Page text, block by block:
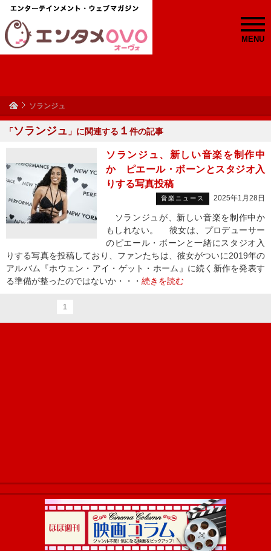
MENU
ソランジュ
「ソランジュ 」に関連する １ 件の記事
ソランジュ、新しい音楽を制作中
か ピエール・ボーンとスタジオ入
りする写真投稿
音楽ニュース 2025年1月28日
ソランジュが、新しい音楽を制作中か
もしれない。 彼女は、プロデューサー
のピエール・ボーンと一緒にスタジオ入
りする写真を投稿しており、ファンたちは、彼女がついに2019年の
アルバム『ホウェン・アイ・ゲット・ホーム』に続く新作を発表す
る準備が整ったのではないか・・・ 続きを読む
1